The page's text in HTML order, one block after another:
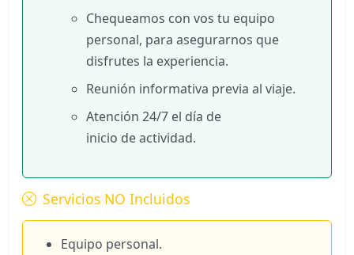
Chequeamos con vos tu equipo
personal, para asegurarnos que
disfrutes la experiencia.
Reunión informativa previa al viaje.
Atención 24/7 el día de
inicio de actividad.
Servicios NO Incluidos
Equipo personal.